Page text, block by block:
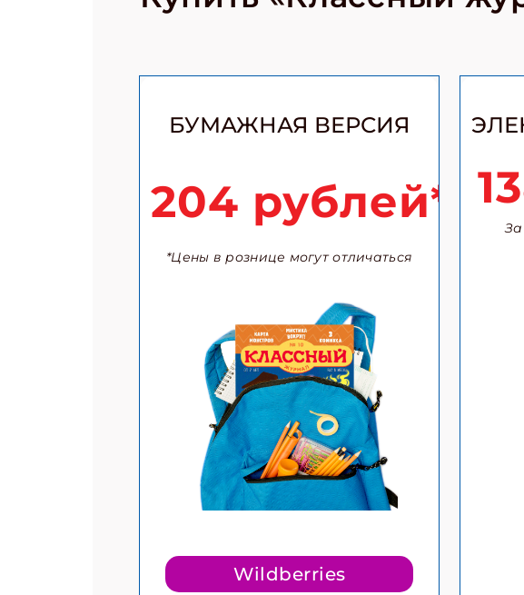
БУМАЖНАЯ ВЕРСИЯ
204 рублей*
*Цены в рознице могут отличаться
Wildberries
Подпишись на
Получи электронный
Укажите имя
Укажите Ваш Email